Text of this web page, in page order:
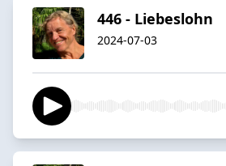
446 - Liebeslohn
2024-07-03